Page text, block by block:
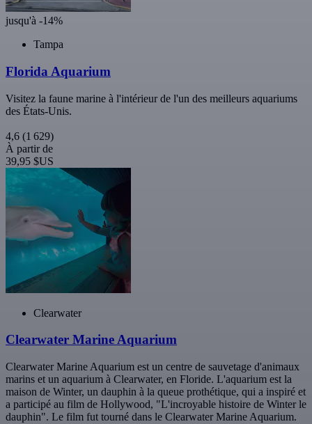
jusqu'à -14%
Tampa
Florida Aquarium
Visitez la faune marine à l'intérieur de l'un des meilleurs aquariums
des États-Unis.
4,6 (1 629)
À partir de
39,95 $US
Clearwater
Clearwater Marine Aquarium
Clearwater Marine Aquarium est un centre de sauvetage d'animaux
marins et un aquarium à Clearwater, en Floride. L'aquarium est la
maison de Winter, un dauphin à la queue prothétique, qui a inspiré et
a participé au film de Hollywood, "L'incroyable histoire de Winter le
dauphin". Le film fut tourné dans le Clearwater Marine Aquarium.